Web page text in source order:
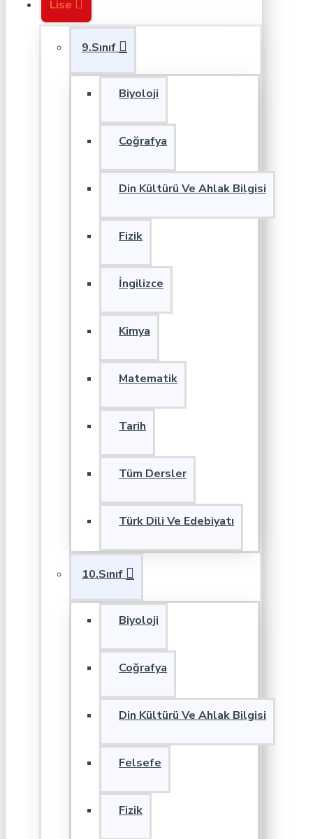
Lise
9.Sınıf
Biyoloji
Coğrafya
Din Kültürü Ve Ahlak Bilgisi
Fizik
İngilizce
Kimya
Matematik
Tarih
Tüm Dersler
Türk Dili Ve Edebiyatı
10.Sınıf
Biyoloji
Coğrafya
Din Kültürü Ve Ahlak Bilgisi
Felsefe
Fizik